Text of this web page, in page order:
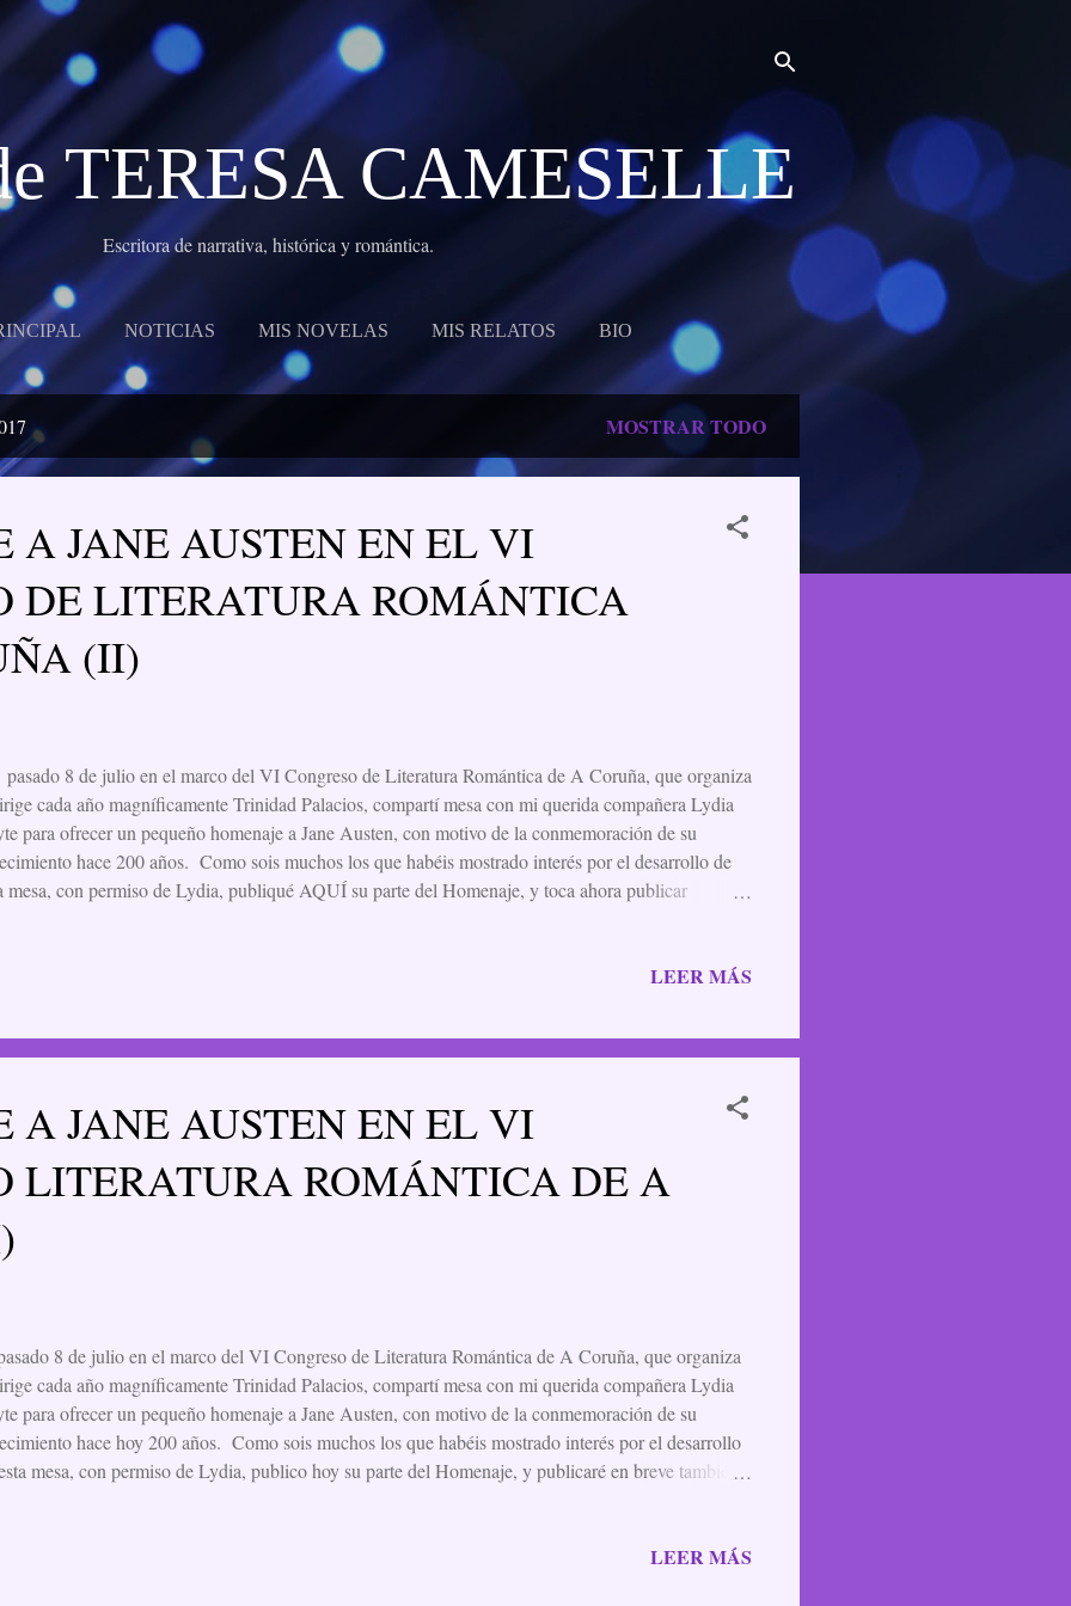
Ir al contenido principal
TERESA CAMESELLE
Escritora de narrativa, histórica y romántica.
NOTICIAS MIS NOVELAS MIS RELATOS BIO
MOSTRAR TODO
A JANE AUSTEN EN EL VI
DE LITERATURA ROMÁNTICA
(II)
8 de julio en el marco del VI Congreso de Literatura Romántica de A Coruña, que organiza
cada año magníficamente Trinidad Palacios, compartí mesa con mi querida compañera Lydia
para ofrecer un pequeño homenaje a Jane Austen, con motivo de la conmemoración de su
hace 200 años. Como sois muchos los que habéis mostrado interés por el desarrollo de
mesa, con permiso de Lydia, publiqué AQUÍ su parte del Homenaje, y toca ahora publicar
apenas había comenzado y hubo que esperar hasta 1870 para que apareciera su primera
al ver que nadie lo hacía y que la memoria de su querida tía, de la época en la que vivió y la
...
LEER MÁS
A JANE AUSTEN EN EL VI
LITERATURA ROMÁNTICA DE A
8 de julio en el marco del VI Congreso de Literatura Romántica de A Coruña, que organiza
cada año magníficamente Trinidad Palacios, compartí mesa con mi querida compañera Lydia
para ofrecer un pequeño homenaje a Jane Austen, con motivo de la conmemoración de su
hace hoy 200 años. Como sois muchos los que habéis mostrado interés por el desarrollo
mesa, con permiso de Lydia, publico hoy su parte del Homenaje, y publicaré en breve también
COELLO 1.- La época 2.- La sociedad 3.- La gastronomía 1.- La época Vamos a mirar con
LEER MÁS